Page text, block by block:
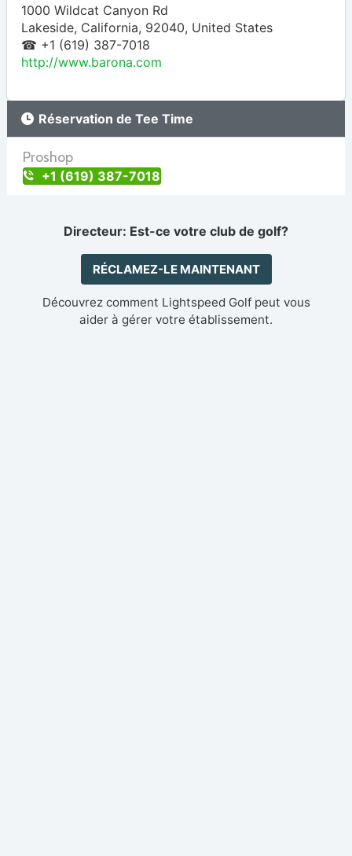
1000 Wildcat Canyon Rd
Lakeside, California, 92040, United States
☎ +1 (619) 387-7018
http://www.barona.com
Réservation de Tee Time
Proshop
+1 (619) 387-7018
Directeur: Est-ce votre club de golf?
RÉCLAMEZ-LE MAINTENANT
Découvrez comment Lightspeed Golf peut vous
aider à gérer votre établissement.